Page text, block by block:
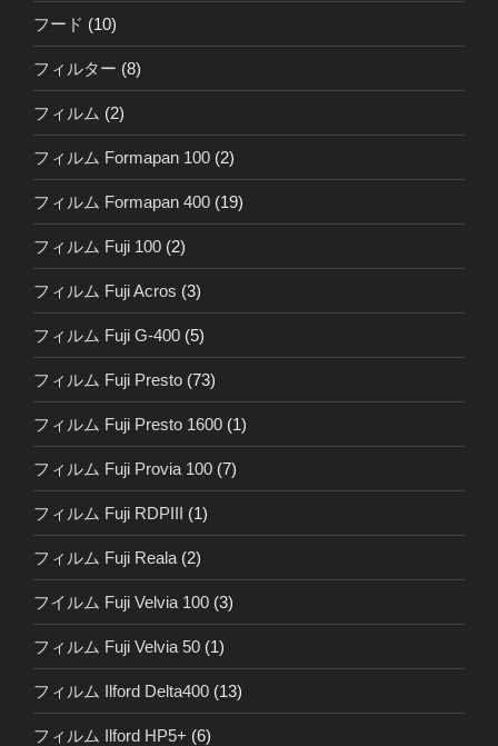
フード (10)
フィルター (8)
フィルム (2)
フィルム Formapan 100 (2)
フィルム Formapan 400 (19)
フィルム Fuji 100 (2)
フィルム Fuji Acros (3)
フィルム Fuji G-400 (5)
フィルム Fuji Presto (73)
フィルム Fuji Presto 1600 (1)
フィルム Fuji Provia 100 (7)
フィルム Fuji RDPIII (1)
フィルム Fuji Reala (2)
フイルム Fuji Velvia 100 (3)
フィルム Fuji Velvia 50 (1)
フィルム Ilford Delta400 (13)
フィルム Ilford HP5+ (6)